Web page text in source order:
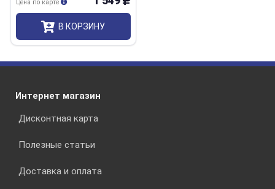
Цена по карте
В КОРЗИНУ
Интернет магазин
Дисконтная карта
Полезные статьи
Доставка и оплата